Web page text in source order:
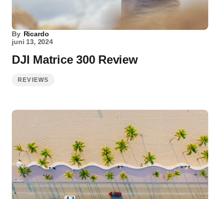
By Ricardo
juni 13, 2024
DJI Matrice 300 Review
REVIEWS